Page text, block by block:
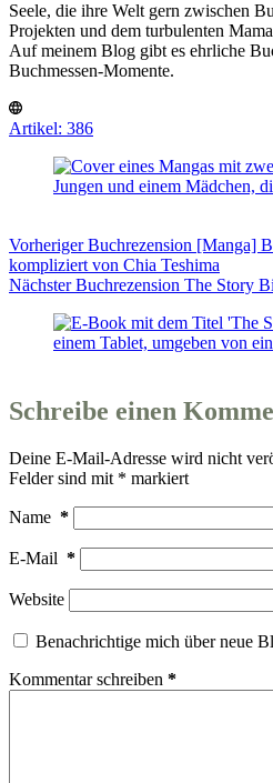
Seele, die ihre Welt gern zwischen
Projekten und dem turbulenten
Auf meinem Blog gibt es ehrliche
Buchmessen-Momente.
Artikel: 386
VorherigerBuchrezension [Manga]
kompliziert von Chia Teshima
NächsterBuchrezension The Story
Schreibe einen
Deine E-Mail-Adresse wird nicht
Felder sind mit * markiert
Name *
E-Mail *
Website
Benachrichtige mich über neue
Kommentar schreiben *